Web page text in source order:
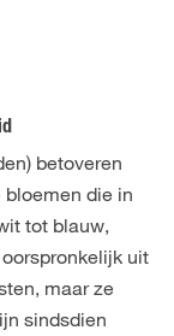
betoveren
die in
tot blauw,
uit
maar ze
sindsdien